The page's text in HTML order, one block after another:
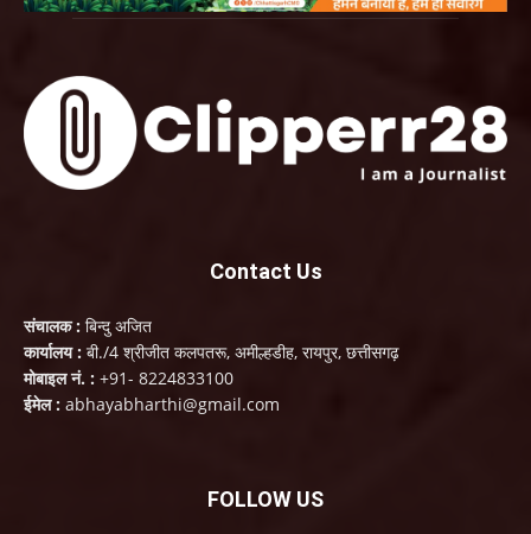
Contact Us
संचालक : बिन्दु अजित
कार्यालय : बी./4 श्रीजीत कलपतरू, अमील्हडीह, रायपुर, छत्तीसगढ़
मोबाइल नं. : +91- 8224833100
ईमेल : abhayabharthi@gmail.com
FOLLOW US